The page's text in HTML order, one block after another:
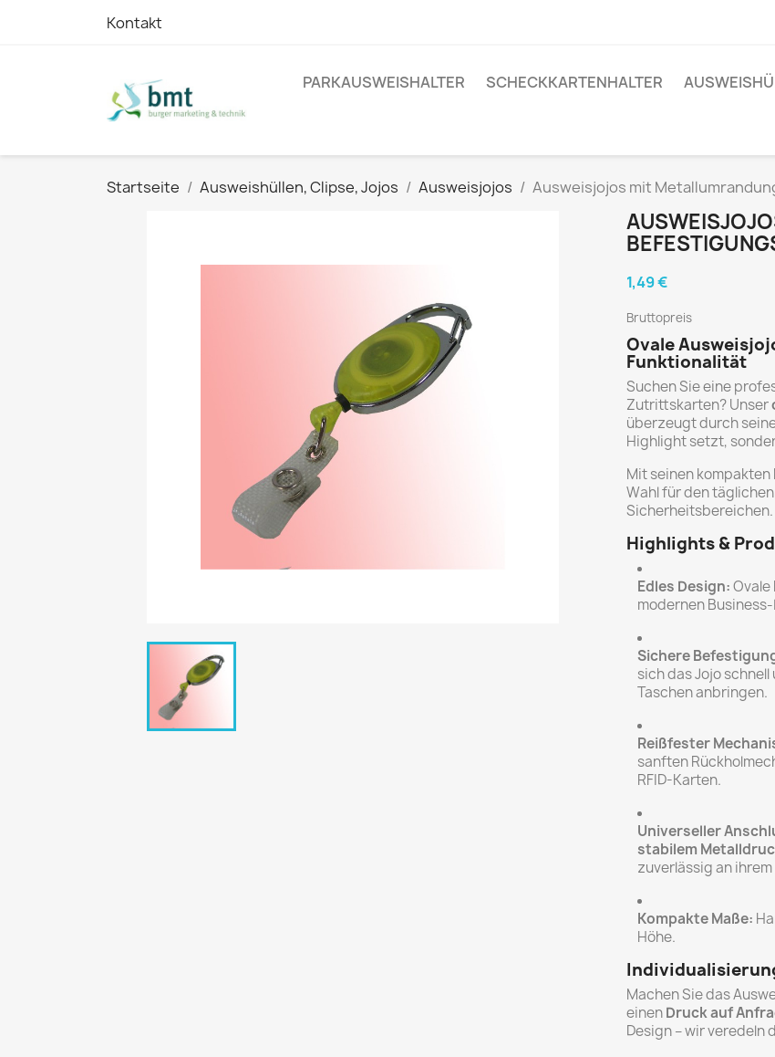
Kontakt
PARKAUSWEISHALTER SCHECKKARTENHALTER
Startseite Ausweishüllen, Clipse, Jojos Ausweisjojos Ausweisjojos mit
1,49 €
Bruttopreis
Ovale
Funktionalität
Suchen Sie eine
Zutrittskarten? Unser
überzeugt durch
Highlight setzt,
Mit seinen kompakten
Wahl für den
Sicherheitsbereichen.
Highlights &
Edles Design:
modernen
Sichere
sich das Jojo
Taschen anbringen.
Reißfester
sanften
RFID-Karten.
Universeller
stabilem
zuverlässig an ihrem
Kompakte Maße:
Höhe.
Machen Sie das
einenDruck auf
Design – wir veredeln